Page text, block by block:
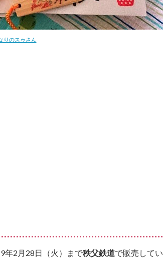
りのスゥさん
年2月28日（火）まで秩父鉄道で販売してい